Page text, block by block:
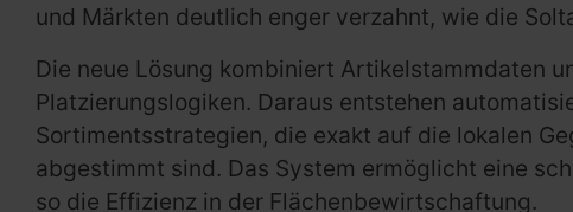
und Märkten deutlich enger verzahnt, wie die
Die neue Lösung kombiniert Artikelstammdaten
Platzierungslogiken. Daraus entstehen
Sortimentsstrategien, die exakt auf die lokalen
abgestimmt sind. Das System ermöglicht eine
so die Effizienz in der Flächenbewirtschaftung.